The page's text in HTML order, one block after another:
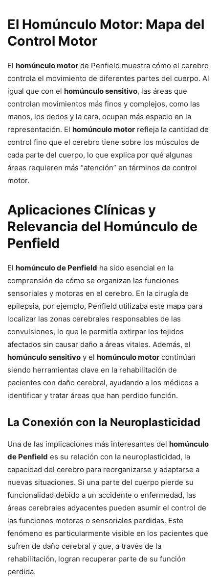
El Homúnculo Motor: Mapa del
Control Motor
El homúnculo motor de Penfield muestra cómo el cerebro
controla el movimiento de diferentes partes del cuerpo. Al
igual que con el homúnculo sensitivo, las áreas que
controlan movimientos más finos y complejos, como las
manos, los dedos y la cara, ocupan más espacio en la
representación. El homúnculo motor refleja la cantidad de
control fino que el cerebro tiene sobre los músculos de
cada parte del cuerpo, lo que explica por qué algunas
áreas requieren más “atención” en términos de control
motor.
Aplicaciones Clínicas y
Relevancia del Homúnculo de
Penfield
El homúnculo de Penfield ha sido esencial en la
comprensión de cómo se organizan las funciones
sensoriales y motoras en el cerebro. En la cirugía de
epilepsia, por ejemplo, Penfield utilizaba este mapa para
localizar las zonas cerebrales responsables de las
convulsiones, lo que le permitía extirpar los tejidos
afectados sin causar daño a áreas vitales. Además, el
homúnculo sensitivo y el homúnculo motor continúan
siendo herramientas clave en la rehabilitación de
pacientes con daño cerebral, ayudando a los médicos a
identificar y tratar áreas que han perdido función.
La Conexión con la Neuroplasticidad
Una de las implicaciones más interesantes del homúnculo
de Penfield es su relación con la neuroplasticidad, la
capacidad del cerebro para reorganizarse y adaptarse a
nuevas situaciones. Si una parte del cuerpo pierde su
funcionalidad debido a un accidente o enfermedad, las
áreas cerebrales adyacentes pueden asumir el control de
las funciones motoras o sensoriales perdidas. Este
fenómeno es particularmente visible en los pacientes que
sufren de daño cerebral y que, a través de la
rehabilitación, logran recuperar parte de su función
perdida.